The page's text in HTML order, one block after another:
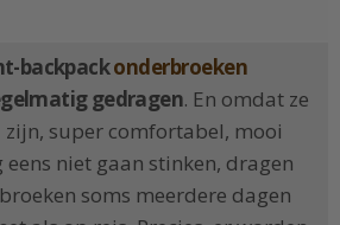
backpackonderbroeken
gedragen. En omdat ze
super comfortabel, mooi
eens niet gaan stinken, dragen
soms meerdere dagen